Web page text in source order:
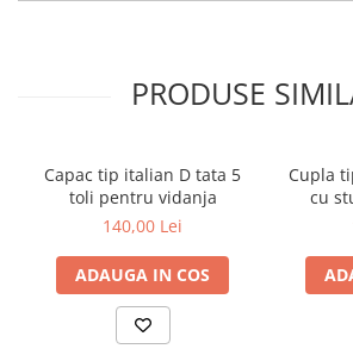
PRODUSE
Capac tip italian D tata 5
toli pentru vidanja
140,00 Lei
ADAUGA IN COS
Cupla
cu